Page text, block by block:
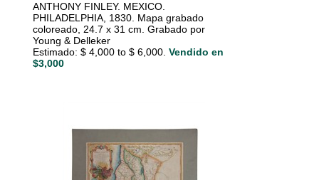
ANTHONY FINLEY. MEXICO.
PHILADELPHIA, 1830. Mapa grabado
coloreado, 24.7 x 31 cm. Grabado por
Young & Delleker
Estimado: $ 4,000 to $ 6,000. Vendido en
$3,000